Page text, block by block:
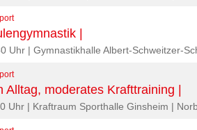
|
Uhr | Gymnastikhalle Albert-Schweitzer-
Alltag, moderates Krafttraining |
Uhr | Kraftraum Sporthalle Ginsheim |